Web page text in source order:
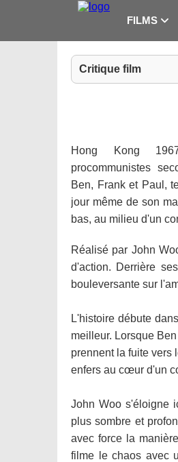
FILMS
Critique film
Hong Kong
procommunistes
Ben, Frank et Paul,
jour même de son
bas, au milieu d'un
Réalisé par John
d'action. Derrière
bouleversante sur
L'histoire débute
meilleur. Lorsque
prennent la fuite vers
enfers au cœur d'un
John Woo s'éloigne
plus sombre et
avec force la
filme le chaos avec